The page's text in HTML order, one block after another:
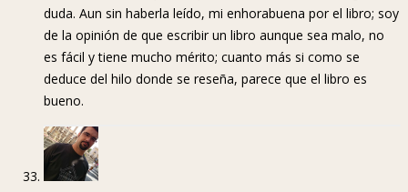
duda. Aun sin haberla leído, mi enhorabuena por el libro; soy
de la opinión de que escribir un libro aunque sea malo, no
es fácil y tiene mucho mérito; cuanto más si como se
deduce del hilo donde se reseña, parece que el libro es
bueno.